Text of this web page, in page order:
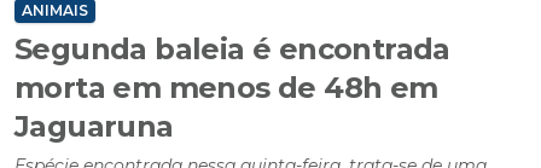
ANIMAIS
Segunda baleia é encontrada
morta em menos de 48h em
Jaguaruna